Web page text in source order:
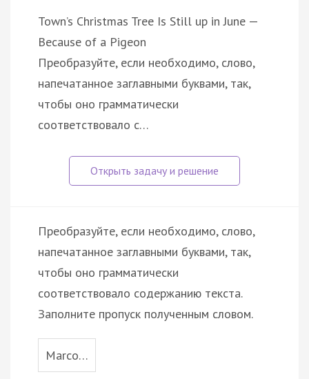
Town’s Christmas Tree Is Still up in June —
Because of a Pigeon
Преобразуйте, если необходимо, слово,
напечатанное заглавными буквами, так,
чтобы оно грамматически
соответствовало с…
Преобразуйте, если необходимо, слово,
напечатанное заглавными буквами, так,
чтобы оно грамматически
соответствовало содержанию текста.
Заполните пропуск полученным словом.
Marco…